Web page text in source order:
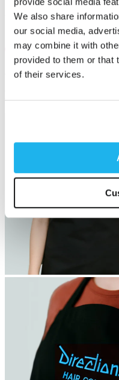
We also share
our social media,
may combine it with
provided to them or that
of their services.
Completamente riciclabile
Approvato dai saloni